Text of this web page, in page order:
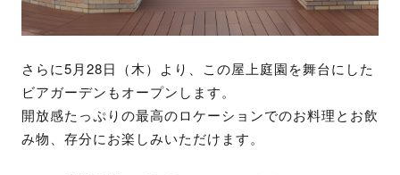
さらに5月28日（木）より、この屋上庭園を舞台にした
ビアガーデンもオープンします。
開放感たっぷりの最高のロケーションでのお料理とお飲
み物、存分にお楽しみいただけます。